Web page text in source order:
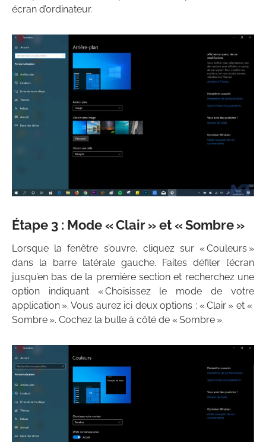
écran d’ordinateur.
Étape 3 : Mode « Clair » et « Sombre »
Lorsque la fenêtre s’ouvre, cliquez sur « Couleurs »
dans la barre latérale gauche. Faites défiler l’écran
jusqu’en bas de la première section et recherchez une
option indiquant « Choisissez le mode de votre
application ». Vous aurez ici deux options : « Clair » et «
Sombre ». Cochez la bulle à côté de « Sombre ».